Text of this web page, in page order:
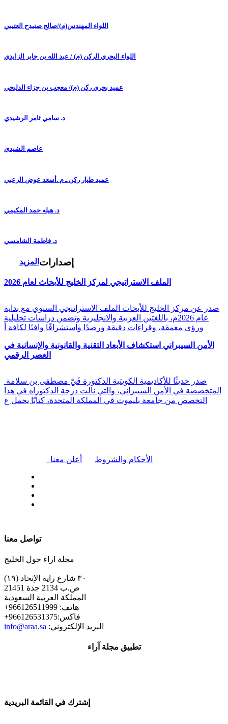
اللواء المهندس(م)/صالح صنيدح العتيبي
اللواء البحري الركن (م) / عبد الله بن جابر الزايدي
عميد بحري ركن (م)/ معجب بن جزاء الدلبحي
د. سامي ثامر الرشيدي
عاصم الشيدي
عميد طيار ركن ـ م .أسعد عوض الزعبي
د. هيله حمد المكيمي
د. فاطمة الشامسي
المزيد إصدارات
الملف الاستراتيجي لمركز الخليج للأبحاث لعام 2026
صدر عن مركز الخليج للأبحاث الملف الاستراتيجي السنوي مع بداية
عام 2026م، باللغتين العربية والانجليزية وتضمن دراسات تحليلية
ورؤى معمقة، وقراءات دقيقة ورصدًا واستشرافًا وافيًا لكافة أ
الأمن السيبراني استكشاف الأبعاد التقنية والقانونية والإنسانية في
العصر الرقمي
المتخصصة في الأمن السيبراني، والتي نالت درجة الدكتوراه في هذا
التخصص من جامعة بليموث في المملكة المتحدة، كتابًا يحمل ع
أعلن معنا الأحكام والشروط
تواصل معنا
مجلة اراء حول الخليج
٣٠ شارع راية الإتحاد (١٩)
ص.ب 2134 جدة 21451
المملكة العربية السعودية
+هاتف: 966126511999
+فاكس:966126531375
info@araa.sa :البريد الإلكتروني
تطبيق مجلة آراء
إشترك في القائمة البريدية